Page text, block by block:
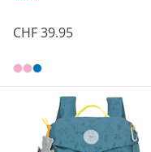
CHF 39.95